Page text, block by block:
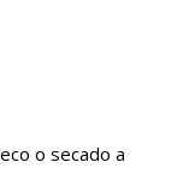
o secado a